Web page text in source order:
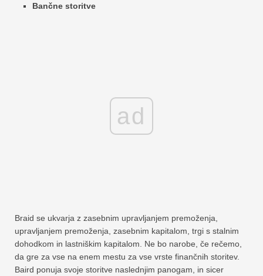
Bančne storitve
ad
Braid se ukvarja z zasebnim upravljanjem premoženja,
upravljanjem premoženja, zasebnim kapitalom, trgi s stalnim
dohodkom in lastniškim kapitalom. Ne bo narobe, če rečemo,
da gre za vse na enem mestu za vse vrste finančnih storitev.
Baird ponuja svoje storitve naslednjim panogam, in sicer